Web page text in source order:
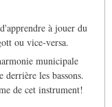
à jouer du
ou vice-versa.
municipale
les bassons.
de cet instrument!